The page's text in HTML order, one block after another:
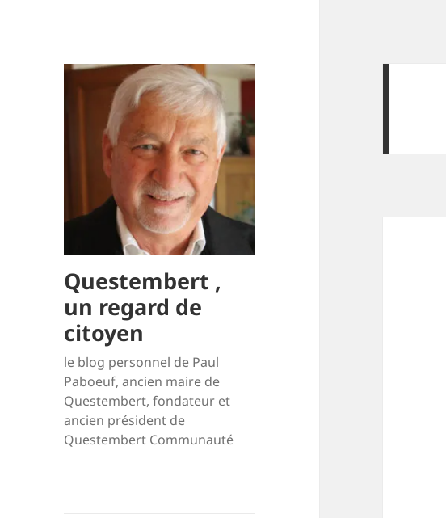
Questembert ,
un regard de
citoyen
le blog personnel de Paul
Paboeuf, ancien maire de
Questembert, fondateur et
ancien président de
Questembert Communauté